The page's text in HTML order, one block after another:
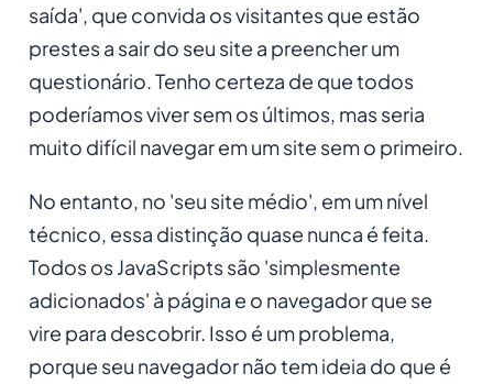
saída', que convida os visitantes que estão
prestes a sair do seu site a preencher um
questionário. Tenho certeza de que todos
poderíamos viver sem os últimos, mas seria
muito difícil navegar em um site sem o primeiro.
No entanto, no 'seu site médio', em um nível
técnico, essa distinção quase nunca é feita.
Todos os JavaScripts são 'simplesmente
adicionados' à página e o navegador que se
vire para descobrir. Isso é um problema,
porque seu navegador não tem ideia do que é